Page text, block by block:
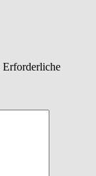
Erforderliche